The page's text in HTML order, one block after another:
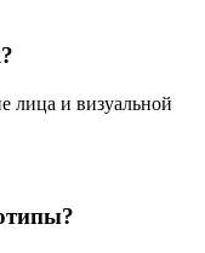
лица и визуальной